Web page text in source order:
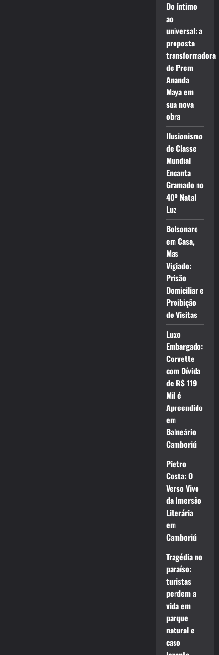
Do íntimo
ao
universal: a
proposta
transformadora
de Prem
Ananda
Maya em
sua nova
obra
Ilusionismo
de Classe
Mundial
Encanta
Gramado no
40º Natal
Luz
Bolsonaro
em Casa,
Mas
Vigiado:
Prisão
Domiciliar e
Proibição
de Visitas
Luxo
Embargado:
Corvette
com Dívida
de R$ 119
Mil é
Apreendido
em
Balneário
Camboriú
Pietro
Costa: O
Verso Vivo
da Imersão
Literária
em
Camboriú
Tragédia no
paraíso:
turistas
perdem a
vida em
parque
natural e
caso